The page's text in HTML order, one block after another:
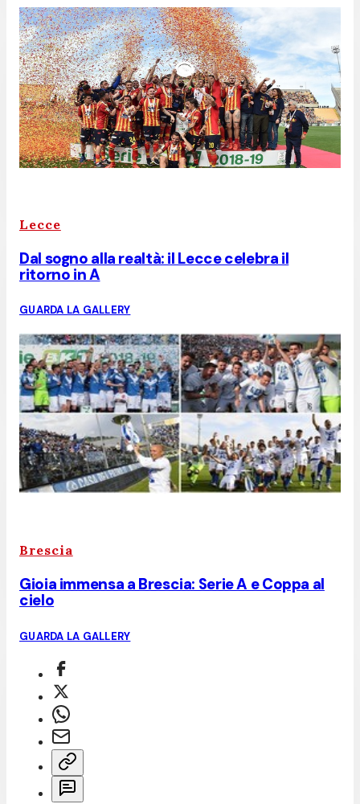
Lecce
Dal sogno alla realtà: il Lecce celebra il
ritorno in A
GUARDA LA GALLERY
Brescia
Gioia immensa a Brescia: Serie A e Coppa al
cielo
GUARDA LA GALLERY